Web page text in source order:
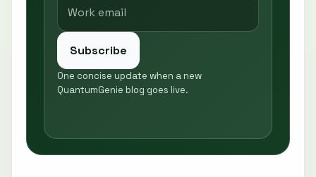
Subscribe
One concise update when a new
QuantumGenie blog goes live.